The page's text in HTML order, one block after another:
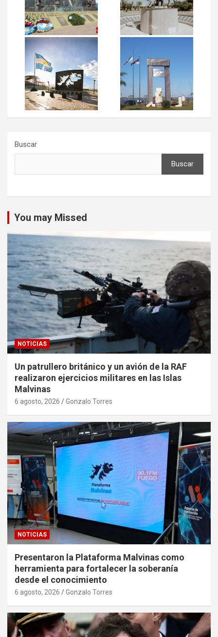
Buscar
Buscar
You may Missed
NOTICIAS
Un patrullero británico y un avión de la RAF
realizaron ejercicios militares en las Islas
Malvinas
6 agosto, 2026 Gonzalo Torres
NOTICIAS
Presentaron la Plataforma Malvinas como
herramienta para fortalecer la soberanía
desde el conocimiento
6 agosto, 2026 Gonzalo Torres